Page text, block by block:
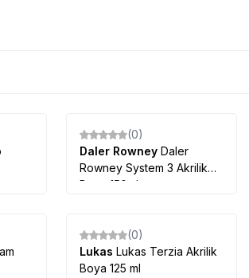
(0)
Daler Rowney Daler
Rowney System 3 Akrilik
Boya 150ml
(0)
Lukas Lukas Terzia Akrilik
Boya 125 ml